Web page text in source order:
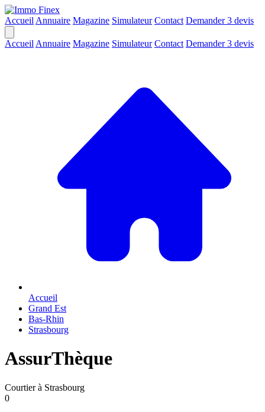
Accueil Annuaire Magazine Simulateur Contact Demander 3 devis
Accueil Annuaire Magazine Simulateur Contact Demander 3 devis
Accueil
Grand Est
Bas-Rhin
Strasbourg
AssurThèque
Courtier à Strasbourg
0